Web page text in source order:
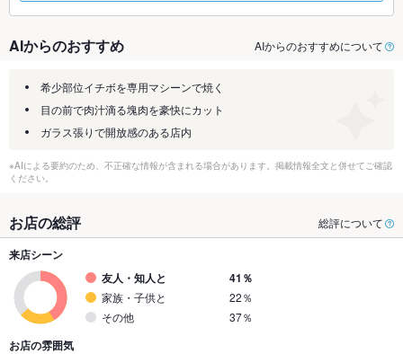
AIからのおすすめ AIからのおすすめについて
希少部位イチボを専用マシーンで焼く
目の前で肉汁滴る塊肉を豪快にカット
ガラス張りで開放感のある店内
※AIによる要約のため、不正確な情報が含まれる場合があります。掲載情報全文と併せてご確認
ください。
お店の総評 総評について
来店シーン
友人・知人と
41％
家族・子供と
22％
その他
37％
お店の雰囲気